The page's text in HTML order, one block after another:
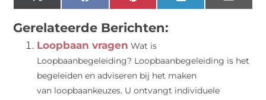
(Twitter)
Gerelateerde Berichten:
Loopbaan vragen Wat is
Loopbaanbegeleiding? Loopbaanbegeleiding is het
begeleiden en adviseren bij het maken
van loopbaankeuzes. U ontvangt individuele